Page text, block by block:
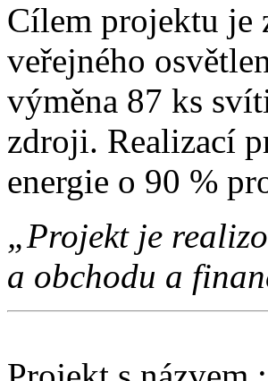
Cílem projektu je
veřejného
výměna 87 ks
zdroji. Realizací
energie o 90 %
„Projekt je
a obchodu a